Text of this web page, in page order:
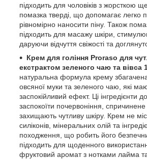
підходить для чоловіків з жорсткою
помазка тверді, що допомагає легко
рівномірно наносити піну. Також
підходить для масажу шкіри,
даруючи відчуття свіжості та
Крем для гоління Proraso для
екстрактом зеленого чаю та вівса
натуральна формула крему
овсяної муки та зеленого чаю, які
заспокійливий ефект. Ці інгредієнти
заспокоїти почервоніння, спричинене
захищають чутливу шкіру. Крем не
силіконів, мінеральних олій та
походження, що робить його
підходить для щоденного
фруктовий аромат з нотками лайма